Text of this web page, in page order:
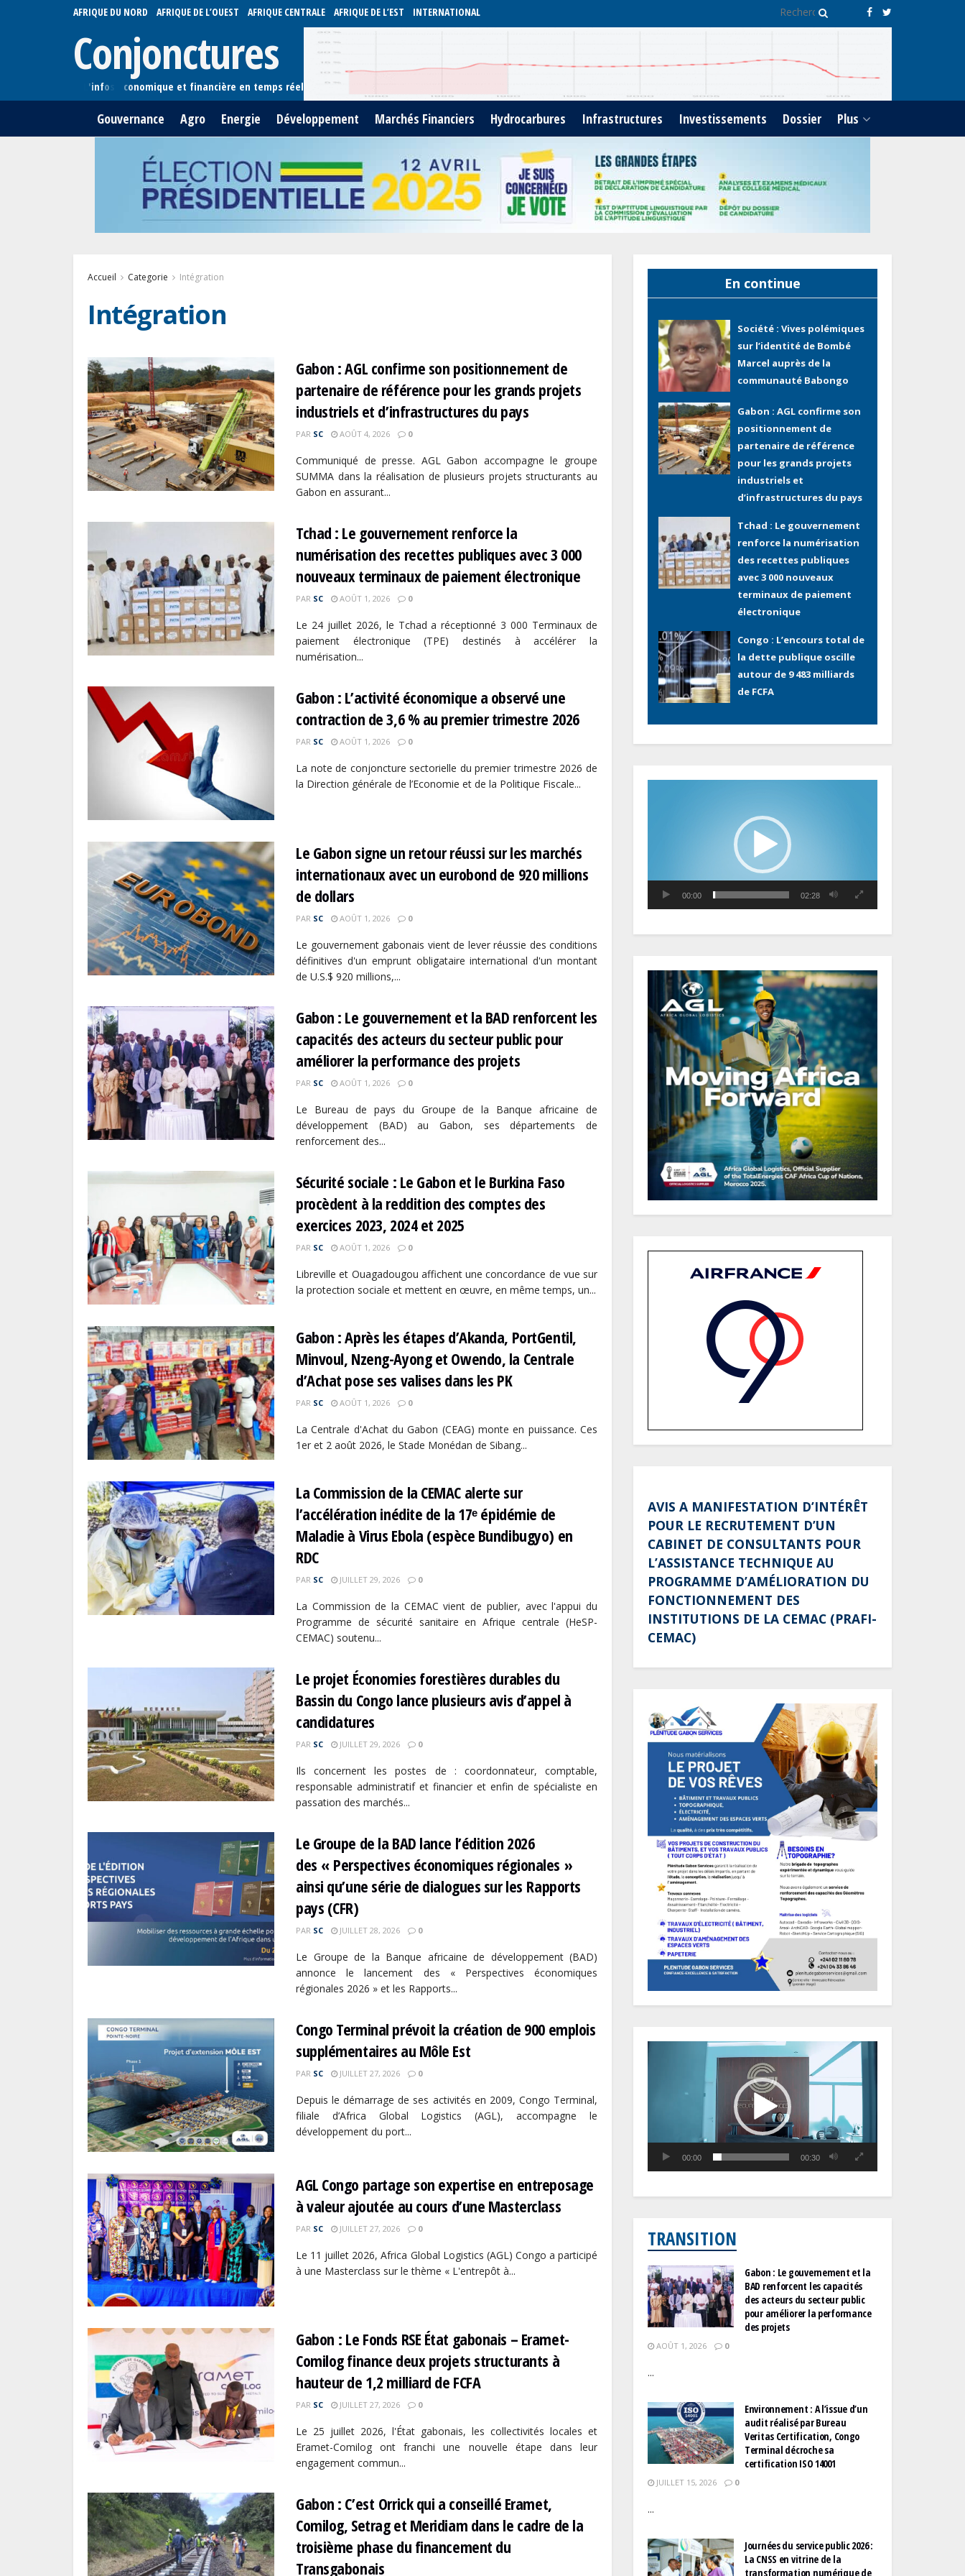
AFRIQUE DU NORD AFRIQUE DE L’OUEST AFRIQUE CENTRALE AFRIQUE DE L’EST INTERNATIONAL
Conjonctures
Gouvernance Agro Energie Développement Marchés Financiers Hydrocarbures Infrastructures Investissements Dossier Plus
Accueil Categorie Intégration
Intégration
Gabon : AGL confirme son positionnement de
partenaire de référence pour les grands projets
industriels et d’infrastructures du pays
PAR SC AOÛT 4, 2026 0
Communiqué de presse. AGL Gabon accompagne le groupe
SUMMA dans la réalisation de plusieurs projets structurants au
Gabon en assurant...
Tchad : Le gouvernement renforce la
numérisation des recettes publiques avec 3 000
nouveaux terminaux de paiement électronique
PAR SC AOÛT 1, 2026 0
Le 24 juillet 2026, le Tchad a réceptionné 3 000 Terminaux de
paiement électronique (TPE) destinés à accélérer la
numérisation...
Gabon : L’activité économique a observé une
contraction de 3,6 % au premier trimestre 2026
PAR SC AOÛT 1, 2026 0
La note de conjoncture sectorielle du premier trimestre 2026 de
la Direction générale de l’Economie et de la Politique Fiscale...
Le Gabon signe un retour réussi sur les marchés
internationaux avec un eurobond de 920 millions
de dollars
PAR SC AOÛT 1, 2026 0
Le gouvernement gabonais vient de lever réussie des conditions
définitives d'un emprunt obligataire international d'un montant
de U.S.$ 920 millions,...
Gabon : Le gouvernement et la BAD renforcent les
capacités des acteurs du secteur public pour
améliorer la performance des projets
PAR SC AOÛT 1, 2026 0
Le Bureau de pays du Groupe de la Banque africaine de
développement (BAD) au Gabon, ses départements de
renforcement des...
Sécurité sociale : Le Gabon et le Burkina Faso
procèdent à la reddition des comptes des
exercices 2023, 2024 et 2025
PAR SC AOÛT 1, 2026 0
Libreville et Ouagadougou affichent une concordance de vue sur
la protection sociale et mettent en œuvre, en même temps, un...
Gabon : Après les étapes d’Akanda, PortGentil,
Minvoul, Nzeng-Ayong et Owendo, la Centrale
d’Achat pose ses valises dans les PK
PAR SC AOÛT 1, 2026 0
La Centrale d'Achat du Gabon (CEAG) monte en puissance. Ces
1er et 2 août 2026, le Stade Monédan de Sibang...
La Commission de la CEMAC alerte sur
l’accélération inédite de la 17ᵉ épidémie de
Maladie à Virus Ebola (espèce Bundibugyo) en
RDC
PAR SC JUILLET 29, 2026 0
La Commission de la CEMAC vient de publier, avec l'appui du
Programme de sécurité sanitaire en Afrique centrale (HeSP-
CEMAC) soutenu...
Le projet Économies forestières durables du
Bassin du Congo lance plusieurs avis d’appel à
candidatures
PAR SC JUILLET 29, 2026 0
Ils concernent les postes de : coordonnateur, comptable,
responsable administratif et financier et enfin de spécialiste en
passation des marchés...
Le Groupe de la BAD lance l’édition 2026
des « Perspectives économiques régionales »
ainsi qu’une série de dialogues sur les Rapports
pays (CFR)
PAR SC JUILLET 28, 2026 0
Le Groupe de la Banque africaine de développement (BAD)
annonce le lancement des « Perspectives économiques
régionales 2026 » et les Rapports...
Congo Terminal prévoit la création de 900 emplois
supplémentaires au Môle Est
PAR SC JUILLET 27, 2026 0
Depuis le démarrage de ses activités en 2009, Congo Terminal,
filiale d’Africa Global Logistics (AGL), accompagne le
développement du port...
AGL Congo partage son expertise en entreposage
à valeur ajoutée au cours d’une Masterclass
PAR SC JUILLET 27, 2026 0
Le 11 juillet 2026, Africa Global Logistics (AGL) Congo a participé
à une Masterclass sur le thème « L'entrepôt à...
Gabon : Le Fonds RSE État gabonais – Eramet-
Comilog finance deux projets structurants à
hauteur de 1,2 milliard de FCFA
PAR SC JUILLET 27, 2026 0
Le 25 juillet 2026, l'État gabonais, les collectivités locales et
Eramet-Comilog ont franchi une nouvelle étape dans leur
engagement commun...
Gabon : C’est Orrick qui a conseillé Eramet,
Comilog, Setrag et Meridiam dans le cadre de la
troisième phase du financement du
Transgabonais
En continue
procèdent à la reddition
2023, 2024 et 2025
recettes, tandis que le
atteindre 80 à 115 % des
recettes budgétaires
Société : Vives polémiques
sur l’identité de Bombé
communauté Babongo
Gabon : AGL confirme son
positionnement de
pour les grands projets
industriels et
d’infrastructures du pays
Tchad : Le gouvernement
renforce la numérisation
avec 3 000 nouveaux
terminaux de paiement
électronique
Congo : L’encours total de
la dette publique oscille
de FCFA
Gabon : L’activité
économique a observé
au premier trimestre 2026
de dollars
Cameroun : L’encours de la
dette publique s’établit à
capacités des acteurs du
secteur public pour
améliorer la performance
des projets
Sécurité sociale : Le Gabon
et le Burkina Faso
procèdent à la reddition
des comptes des exercices
2023, 2024 et 2025
Gabon : Les paiements
d’intérêts de la dette
absorbent 20 à 30 % des
recettes, tandis que le
(Rapport)
Société : Vives polémiques
sur l’identité de Bombé
Marcel auprès de la
communauté Babongo
Gabon : AGL confirme son
pour les grands projets
Tchad : Le gouvernement
renforce la numérisation
des recettes publiques
avec 3 000 nouveaux
terminaux de paiement
00:00 02:28
AVIS A MANIFESTATION D’INTÉRÊT
POUR LE RECRUTEMENT D’UN
CABINET DE CONSULTANTS POUR
L’ASSISTANCE TECHNIQUE AU
PROGRAMME D’AMÉLIORATION DU
FONCTIONNEMENT DES
INSTITUTIONS DE LA CEMAC (PRAFI-
CEMAC)
Lecteur
00:00 00:30
TRANSITION
Gabon : Le gouvernement et la
BAD renforcent les capacités
des acteurs du secteur public
pour améliorer la performance
des projets
AOÛT 1, 2026 0
...
Environnement : A l’issue d’un
audit réalisé par Bureau
Veritas Certification, Congo
Terminal décroche sa
certification ISO 14001
JUILLET 15, 2026 0
...
Journées du service public 2026 :
La CNSS en vitrine de la
transformation numérique de